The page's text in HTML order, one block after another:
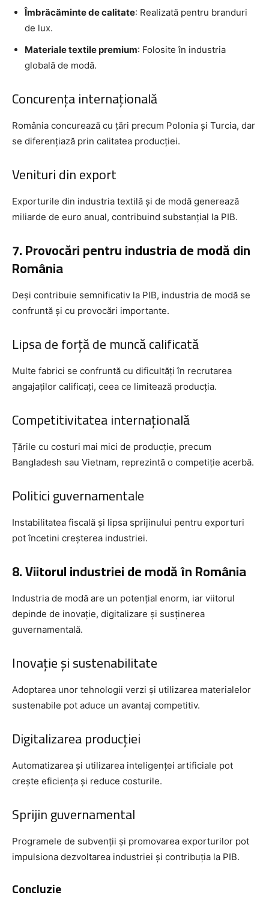
Îmbrăcăminte de calitate: Realizată pentru branduri
de lux.
Materiale textile premium: Folosite în industria
globală de modă.
Concurența internațională
România concurează cu țări precum Polonia și Turcia, dar
se diferențiază prin calitatea producției.
Venituri din export
Exporturile din industria textilă și de modă generează
miliarde de euro anual, contribuind substanțial la PIB.
7. Provocări pentru industria de modă din
România
Deși contribuie semnificativ la PIB, industria de modă se
confruntă și cu provocări importante.
Lipsa de forță de muncă calificată
Multe fabrici se confruntă cu dificultăți în recrutarea
angajaților calificați, ceea ce limitează producția.
Competitivitatea internațională
Țările cu costuri mai mici de producție, precum
Bangladesh sau Vietnam, reprezintă o competiție acerbă.
Politici guvernamentale
Instabilitatea fiscală și lipsa sprijinului pentru exporturi
pot încetini creșterea industriei.
8. Viitorul industriei de modă în România
Industria de modă are un potențial enorm, iar viitorul
depinde de inovație, digitalizare și susținerea
guvernamentală.
Inovație și sustenabilitate
Adoptarea unor tehnologii verzi și utilizarea materialelor
sustenabile pot aduce un avantaj competitiv.
Digitalizarea producției
Automatizarea și utilizarea inteligenței artificiale pot
crește eficiența și reduce costurile.
Sprijin guvernamental
Programele de subvenții și promovarea exporturilor pot
impulsiona dezvoltarea industriei și contribuția la PIB.
Concluzie